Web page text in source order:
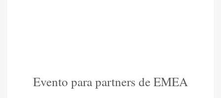
Evento para partners de EMEA